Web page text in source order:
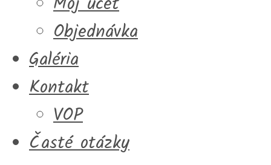
Objednávka
Galéria
Kontakt
VOP
Časté otázky